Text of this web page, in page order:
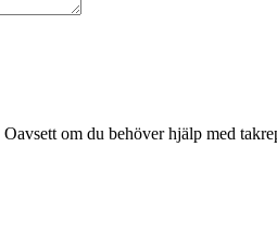
om du behöver hjälp med